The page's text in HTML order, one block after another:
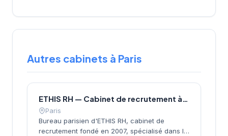
Autres cabinets à Paris
ETHIS RH — Cabinet de recrutement à Paris
Paris
Bureau parisien d'ETHIS RH, cabinet de
recrutement fondé en 2007, spécialisé dans le